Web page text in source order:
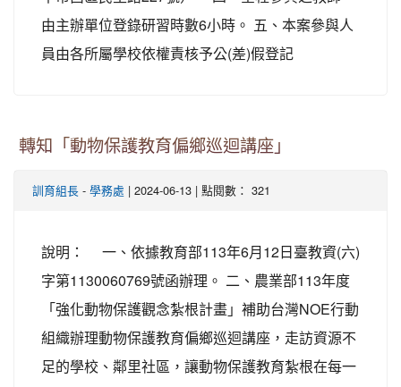
由主辦單位登錄研習時數6小時。 五、本案參與人
員由各所屬學校依權責核予公(差)假登記
轉知「動物保護教育偏鄉巡迴講座」
訓育組長 - 學務處 | 2024-06-13 | 點閱數： 321
說明： 一、依據教育部113年6月12日臺教資(六)
字第1130060769號函辦理。 二、農業部113年度
「強化動物保護觀念紮根計畫」補助台灣NOE行動
組織辦理動物保護教育偏鄉巡迴講座，走訪資源不
足的學校、鄰里社區，讓動物保護教育紮根在每一